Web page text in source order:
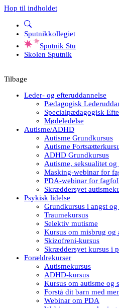
Hop til indholdet
Sputnikkollegiet
Sputnik Stu
Skolen Sputnik
Tilbage
Leder- og efteruddannelse
Pædagogisk
Specialpædagogisk
Mødeledelse
Autisme/ADHD
Autisme Grundkursus
Autisme
ADHD Grundkursus
Autisme, seksualitet
Masking-webinar for
PDA-webinar for
Skræddersyet
Psykisk lidelse
Grundkursus i angst
Traumekursus
Selektiv mutisme
Kursus om misbrug og
Skizofreni-kursus
Skræddersyet kursus i
Forældrekurser
Autismekursus
ADHD-kursus
Kursus om autisme og
Forstå dit barn med
Webinar om PDA